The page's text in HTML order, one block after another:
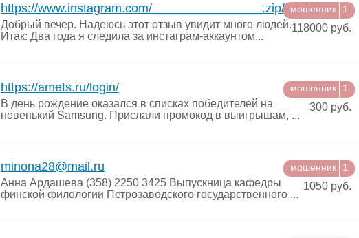
https://www.instagram.com/________________.zip/
Добрый вечер. Надеюсь этот отзыв увидит много людей.
Итак: Два года я следила за инстаграм-аккаунтом...
мошенник 1
118000 руб.
https://amets.ru/login/
В день рождение оказался в списках победителей на
новенький Samsung. Прислали промокод в выигрышам, ...
мошенник 1
300 руб.
minona28@mail.ru
Анна Ардашева (358) 2250 3425 Выпускница кафедры
финской филологии Петрозаводского государственного ...
мошенник 1
1050 руб.